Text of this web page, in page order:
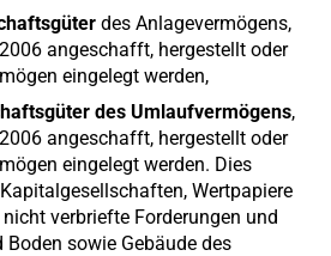
des Anlagevermögens,
angeschafft, hergestellt oder
eingelegt werden,
des Umlaufvermögens,
angeschafft, hergestellt oder
eingelegt werden. Dies
Wertpapiere
verbriefte Forderungen und
Boden sowie Gebäude des